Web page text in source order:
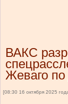
ВАКС
Жеваго по
[08:30 16 октября 2025